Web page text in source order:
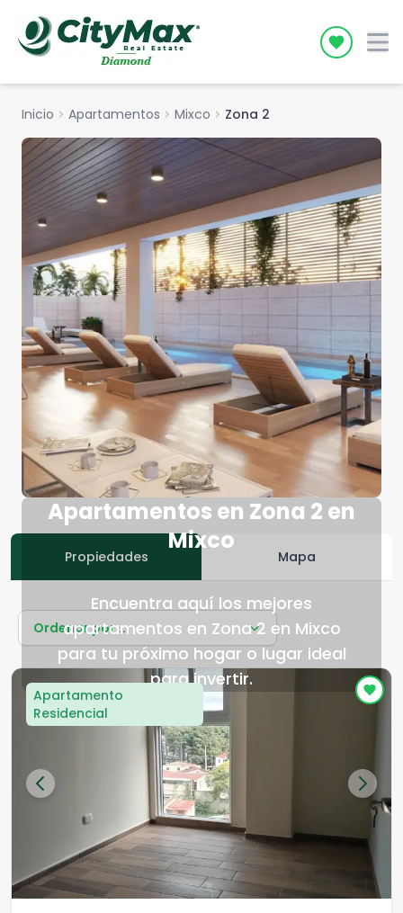
Icon
Inicio chevron_right Apartamentos chevron_right Mixco chevron_right Zona 2
Apartamentos en Zona 2 en
Mixco
Encuentra aquí los mejores
apartamentos en Zona 2 en Mixco
para tu próximo hogar o lugar ideal
para invertir.
Propiedades Mapa
Ordenar por...
Apartamento
Residencial